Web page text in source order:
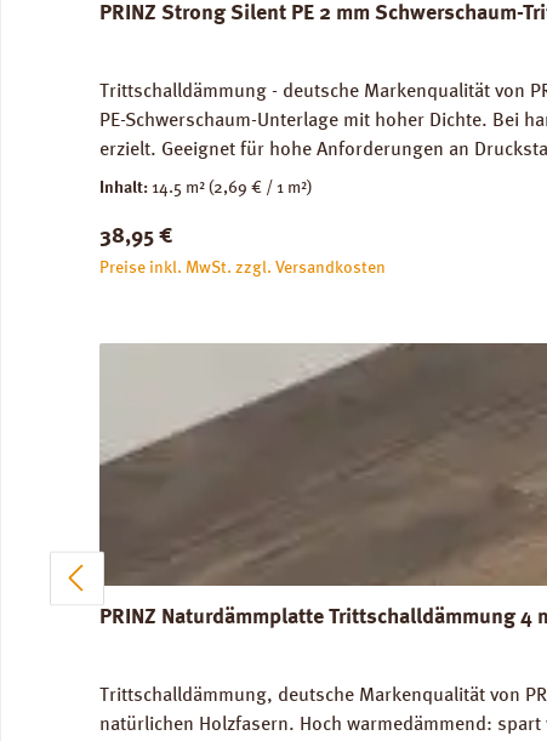
PRINZ Strong Silent PE 2 mm Schwerschaum-
Trittschalldämmung - deutsche Markenqualität von
PE-Schwerschaum-Unterlage mit hoher Dichte. Bei
erzielt. Geeignet für hohe Anforderungen an
genutze Flächen) und im Objektbereich. Für die
unbedenklich. Verfügbare Downloads: Datenblatt
Inhalt: 14.5 m² (2,69 € / 1 m²)
Regulärer Preis:
38,95 €
Preise inkl. MwSt. zzgl. Versandkosten
PRINZ Naturdämmplatte Trittschalldämmung 4
Trittschalldämmung, deutsche Markenqualität von
natürlichen Holzfasern. Hoch warmedämmend: